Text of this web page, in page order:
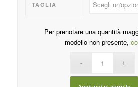
TAGLIA
Per prenotare una quantità
modello non presente,